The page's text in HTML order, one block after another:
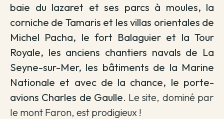
baie du lazaret et ses parcs à moules, la
corniche de Tamaris et les villas orientales de
Michel Pacha, le fort Balaguier et la Tour
Royale, les anciens chantiers navals de La
Seyne-sur-Mer, les bâtiments de la Marine
Nationale et avec de la chance, le porte-
avions Charles de Gaulle. Le site, dominé par
le mont Faron, est prodigieux !